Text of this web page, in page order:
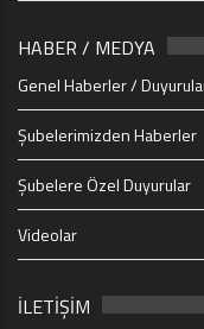
HABER / MEDYA
Genel Haberler /
Şubelerimizden Haberler
Şubelere Özel Duyurular
Videolar
İLETİŞİM